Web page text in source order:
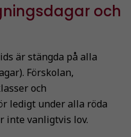
och
är stängda på alla
Förskolan,
och
ledigt under alla röda
inte vanligtvis lov.